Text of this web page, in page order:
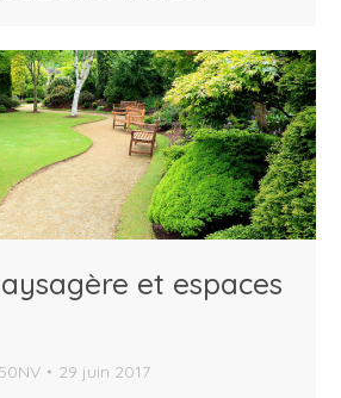
et espaces
50NV 29 juin 2017